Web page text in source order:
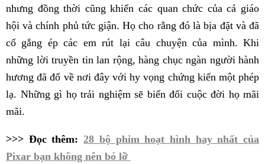
nhưng đồng thời cũng khiến các quan chức của cả giáo
hội và chính phủ tức giận. Họ cho rằng đó là bịa đặt và đã
cố gắng ép các em rút lại câu chuyện của mình. Khi
những lời truyền tin lan rộng, hàng chục ngàn người hành
hương đã đổ về nơi đây với hy vọng chứng kiến một phép
lạ. Những gì họ trải nghiệm sẽ biến đổi cuộc đời họ mãi
mãi.
>>> Đọc thêm:28 bộ phim hoạt hình hay nhất của
Pixar bạn không nên bỏ lỡ